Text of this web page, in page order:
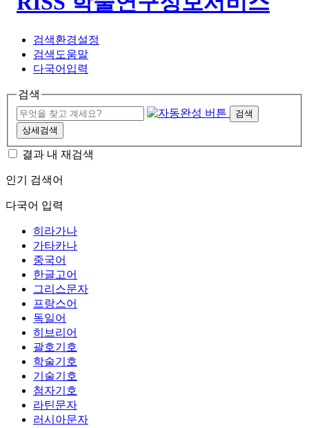
검색환경설정
검색도움말
다국어입력
검색
검색
상세검색
결과 내 재검색
인기 검색어
다국어 입력
히라가나
가타카나
중국어
한글고어
그리스문자
프랑스어
독일어
히브리어
괄호기호
학술기호
기술기호
첨자기호
라틴문자
러시아문자